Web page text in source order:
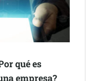
de la arquitectura
qué es
empresa?